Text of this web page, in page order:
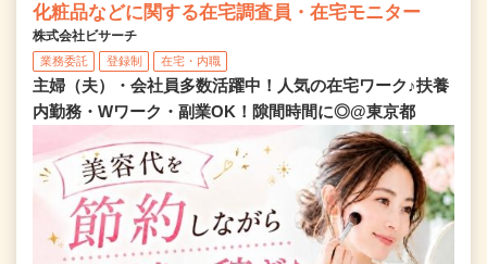
化粧品などに関する在宅調査員・在宅モニター
株式会社ビサーチ
業務委託 登録制 在宅・内職
主婦（夫）・会社員多数活躍中！人気の在宅ワーク♪扶養
内勤務・Wワーク・副業OK！隙間時間に◎@東京都